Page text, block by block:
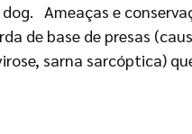
Ameaças e
de base de presas
sarna sarcóptica)